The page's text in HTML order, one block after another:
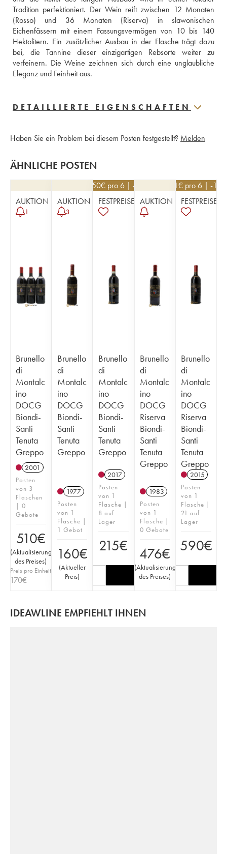
Tradition perfektioniert. Der Wein reift zwischen 12 Monaten
(Rosso) und 36 Monaten (Riserva) in slawonischen
Eichenfässern mit einem Fassungsvermögen von 10 bis 140
Hektolitern. Ein zusätzlicher Ausbau in der Flasche trägt dazu
bei, die Tannine dieser einzigartigen Rebsorte weiter zu
verfeinern. Die Weine zeichnen sich durch eine unglaubliche
Eleganz und Feinheit aus.
DETAILLIERTE EIGENSCHAFTEN
Haben Sie ein Problem bei diesem Posten festgestellt? Melden
ÄHNLICHE POSTEN
AUKTION
1
Brunello
di
Montalc
ino
DOCG
Biondi-
Santi
Tenuta
Greppo
2001
Posten
von 3
Flaschen
| 0
Gebote
510€
(Aktualisierung
des Preises)
Preis pro Einheit
170€
AUKTION
3
Brunello
di
Montalc
ino
DOCG
Biondi-
Santi
Tenuta
Greppo
1977
Posten
von 1
Flasche |
1 Gebot
160€
(Aktueller
Preis)
193,50€ pro 6 | -10%
FESTPREISE
Brunello
di
Montalc
ino
DOCG
Biondi-
Santi
Tenuta
Greppo
2017
Posten
von 1
Flasche |
8 auf
Lager
215€
AUKTION
Brunello
di
Montalc
ino
DOCG
Riserva
Biondi-
Santi
Tenuta
Greppo
1983
Posten
von 1
Flasche |
0 Gebote
476€
(Aktualisierung
des Preises)
531€ pro 6 | -10%
FESTPREISE
Brunello
di
Montalc
ino
DOCG
Riserva
Biondi-
Santi
Tenuta
Greppo
2015
Posten
von 1
Flasche |
21 auf
Lager
590€
IDEAWLINE EMPFIEHLT IHNEN